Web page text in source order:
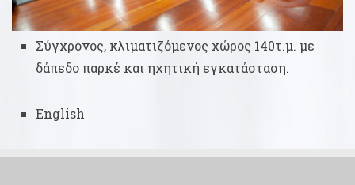
Σύγχρονος, κλιματιζόμενος χώρος 140τ.μ. με
δάπεδο παρκέ και ηχητική εγκατάσταση.
English